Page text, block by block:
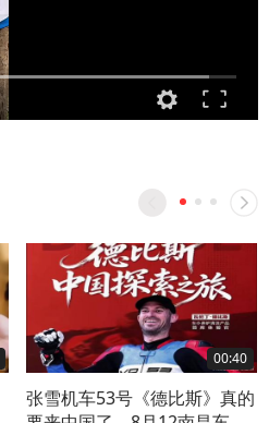
00:40
张雪机车53号《德比斯》真的